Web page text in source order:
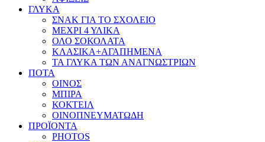
ΓΛΥΚΑ
ΣΝΑΚ ΓΙΑ ΤΟ ΣΧΟΛΕΙΟ
ΜΕΧΡΙ 4 ΥΛΙΚΑ
ΟΛΟ ΣΟΚΟΛΑΤΑ
ΚΛΑΣΙΚΑ+ΑΓΑΠΗΜΕΝΑ
ΤΑ ΓΛΥΚΑ ΤΩΝ ΑΝΑΓΝΩΣΤΡΙΩΝ
ΠΟΤΑ
ΟΙΝΟΣ
ΜΠΙΡΑ
ΚΟΚΤΕΙΛ
ΟΙΝΟΠΝΕΥΜΑΤΩΔΗ
ΠΡΟΪΟΝΤΑ
PHOTOS